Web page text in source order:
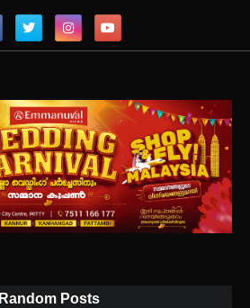
Random Posts